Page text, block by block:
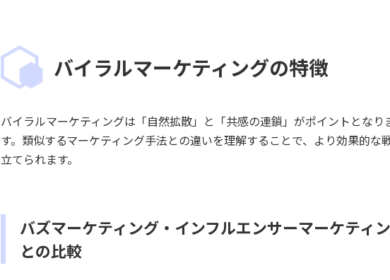
バイラルマーケティングの特徴
バイラルマーケティングは「自然拡散」と「共感の連鎖」がポイントとなり
す。類似するマーケティング手法との違いを理解することで、より効果的な
立てられます。
バズマーケティング・インフルエンサーマーケティ
との比較